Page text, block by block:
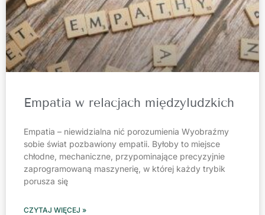
Empatia w relacjach międzyludzkich
Empatia – niewidzialna nić porozumienia Wyobraźmy
sobie świat pozbawiony empatii. Byłoby to miejsce
chłodne, mechaniczne, przypominające precyzyjnie
zaprogramowaną maszynerię, w której każdy trybik
porusza się
CZYTAJ WIĘCEJ »